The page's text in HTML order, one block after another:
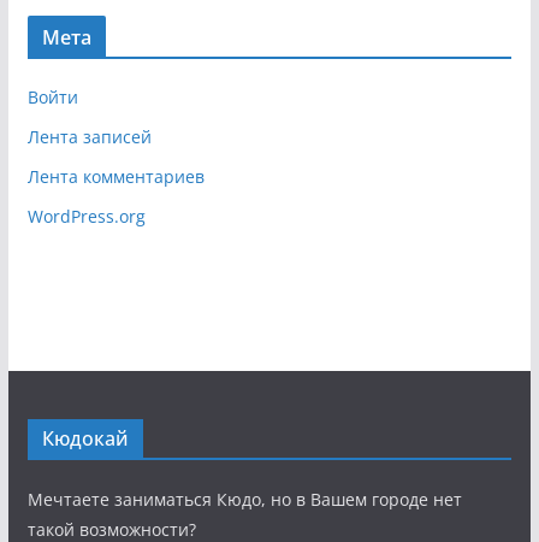
я
х
Мета
Войти
Лента записей
Лента комментариев
WordPress.org
Кюдокай
Мечтаете заниматься Кюдо, но в Вашем городе нет
такой возможности?